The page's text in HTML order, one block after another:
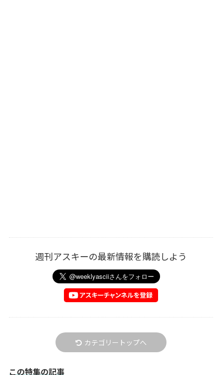
週刊アスキーの最新情報を購読しよう
カテゴリートップへ
この特集の記事